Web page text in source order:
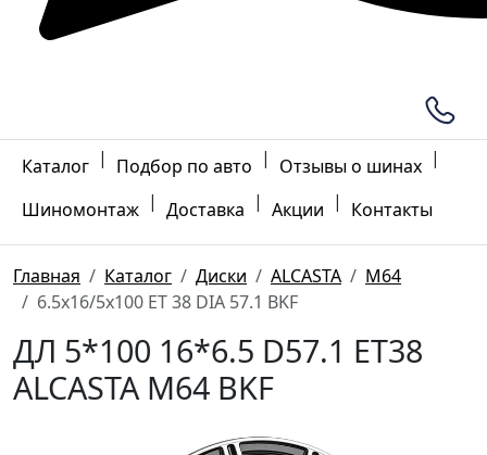
Каталог | Подбор по авто | Отзывы о шинах |
Шиномонтаж | Доставка | Акции | Контакты
Главная Каталог Диски ALCASTA
M64
6.5x16/5x100 ET 38 DIA 57.1 BKF
ДЛ 5*100 16*6.5 D57.1 ET38
ALCASTA M64 BKF